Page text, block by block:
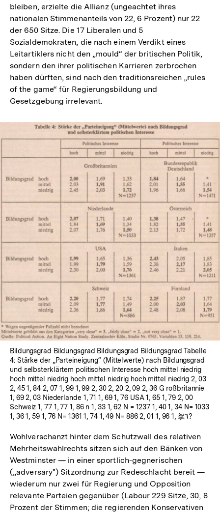
bleiben, erzielte die Allianz (ungeachtet ihres
nationalen Stimmenanteils von 22, 6 Prozent) nur 22
der 650 Sitze. Die 17 Liberalen und 5
Sozialdemokraten, die nach einem Verdikt eines
Leitartiklers nicht den „mould“ der britischen Politik,
sondern den ihrer politischen Karrieren zerbrochen
haben dürften, sind nach den traditionsreichen „rules
of the game“ für Regierungsbildung und
Gesetzgebung irrelevant.
Lightbox
öffnen
Bildungsgrad Bildungsgrad Bildungsgrad Bildungsgrad Tabelle
4: Stärke der „Parteineigung“ (Mittelwerte) nach Bildungsgrad
und selbsterklärtem politischen Interesse hoch mittel niedrig
hoch mittel niedrig hoch mittel niedrig hoch mittel niedrig 2, 03
2, 45 1, 84 2, 07 1, 99 1, 99 2, 30 2, 20 2, 09 2, 36 G roßbritannie
1, 69 2, 03 Niederlande 1, 71 1, 69 1, 76 USA 1, 65 1, 79 2, 00
Schweiz 1, 77 1, 77 1, 86 n 1, 33 1, 62 N = 1237 1, 40 1, 34 N= 1033
1, 36 1, 59 1, 76 N= 1361 1, 74 1, 49 N= 886 2, 01 1, 96 1, 挐٦?
Wohlverschanzt hinter dem Schutzwall des relativen
Mehrheitswahlrechts sitzen sich auf den Bänken von
Westminster — in einer sportlich-gegnerischen
(„adversary") Sitzordnung zur Redeschlacht bereit —
wiederum nur zwei für Regierung und Opposition
relevante Parteien gegenüber (Labour 229 Sitze, 30, 8
Prozent der Stimmen; die regierenden Konservativen